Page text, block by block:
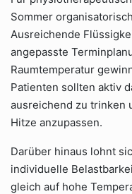
Sommer
Ausreichende
angepasste
Raumtemperatur
Patienten sollten aktiv
ausreichend zu trinken
Hitze anzupassen.
Darüber hinaus lohnt
individuelle
gleich auf hohe